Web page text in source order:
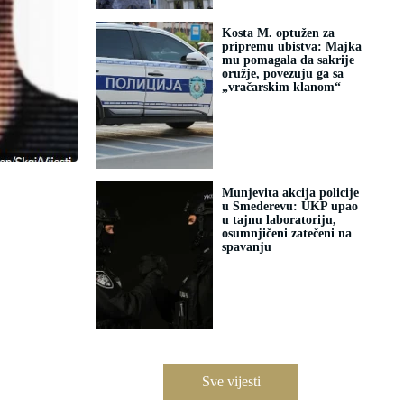
Kosta M. optužen za
pripremu ubistva: Majka
mu pomagala da sakrije
oružje, povezuju ga sa
„vračarskim klanom“
Munjevita akcija policije
u Smederevu: UKP upao
u tajnu laboratoriju,
osumnjičeni zatečeni na
spavanju
Sve vijesti